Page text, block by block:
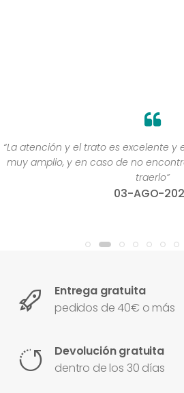
“La atención y el trato es excelente y
muy amplio, y en caso de no
traerlo”
03-AGO-
Entrega gratuita
pedidos de 40€ o más
Devolución gratuita
dentro de los 30 días